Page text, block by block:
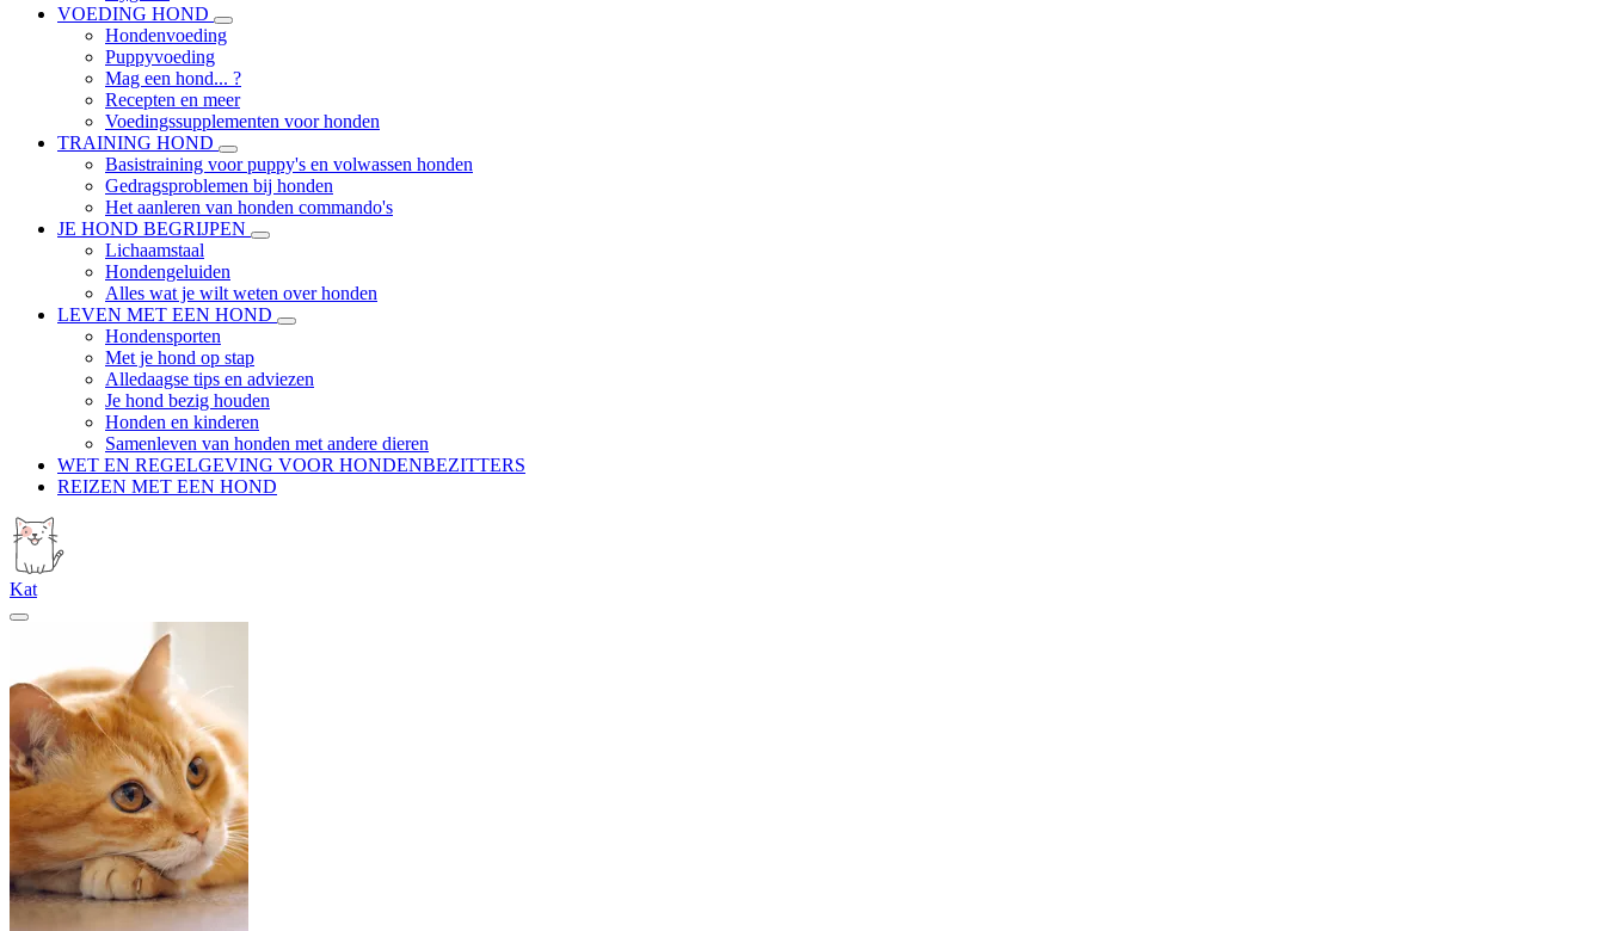
VOEDING HOND
Hondenvoeding
Puppyvoeding
Mag een hond... ?
Recepten en meer
Voedingssupplementen voor honden
TRAINING HOND
Basistraining voor puppy's en volwassen honden
Gedragsproblemen bij honden
Het aanleren van honden commando's
JE HOND BEGRIJPEN
Lichaamstaal
Hondengeluiden
Alles wat je wilt weten over honden
LEVEN MET EEN HOND
Hondensporten
Met je hond op stap
Alledaagse tips en adviezen
Je hond bezig houden
Honden en kinderen
Samenleven van honden met andere dieren
WET EN REGELGEVING VOOR HONDENBEZITTERS
REIZEN MET EEN HOND
Kat